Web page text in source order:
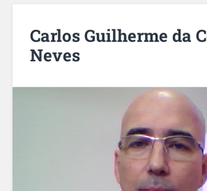
Carlos Guilherme da
Neves